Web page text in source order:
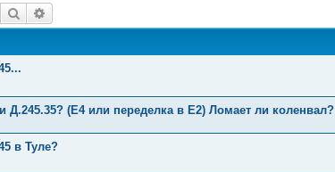
Поиск
Д.245.35? (Е4 или переделка в Е2) Ломает ли коленвал?
в Туле?